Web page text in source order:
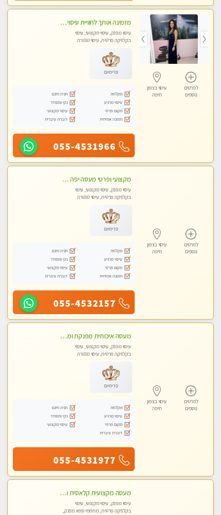
לפרטים
נוספים
עיסוי בצפון
חיפה
מזמינה אותך לחוויית עיסוי מפנקת - ללא מין !! Massage
עיסוי מפנק, עיסוי מקצועי, עיסוי
בקלניקה פרטית, עיסוי טנטרה
פרימיום
מקלחת
חניה חינם
עיסוי מרגיע
נקי ומסודר
מקום פרטי
עיסוי מקצועי
תמונה אמיתית
דוברת עיברית
055-4531966
לפרטים
נוספים
עיסוי בצפון
חיפה
מקצועי ופרטי מעסה יפה איכותית מקצועית ומפנקת מאוד פרטי מומלץ בחום.עיסוי מפנק מאוווד.
עיסוי מפנק, עיסוי מקצועי, עיסוי
בקלניקה פרטית, עיסוי טנטרה
פרימיום
מקלחת
חניה חינם
עיסוי מרגיע
נקי ומסודר
מקום פרטי
עיסוי מקצועי
תמונה אמיתית
דוברת עיברית
055-4532157
לפרטים
נוספים
עיסוי בצפון
חיפה
מעסה איכותית מפנקת ומקצועית מאוד - טל- 0544840029
עיסוי מפנק, עיסוי מקצועי, עיסוי
בקלניקה פרטית, עיסוי טנטרה
פרימיום
מקלחת
חניה חינם
עיסוי מרגיע
נקי ומסודר
מקום פרטי
עיסוי מקצועי
דוברת עיברית
055-4531977
מעסה מקצועית קלאסית ומפנקת להתקשר דרך 0505750417 WhatsApp
עיסוי מפנק, עיסוי מקצועי, עיסוי
בקלניקה פרטית, מתחמי ספא מפנק,